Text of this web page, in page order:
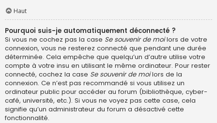
Haut
Pourquoi suis-je automatiquement déconnecté ?
Si vous ne cochez pas la case Se souvenir de moilors de votre
connexion, vous ne resterez connecté que pendant une durée
déterminée. Cela empêche que quelqu’un d’autre utilise votre
compte à votre insu en utilisant le même ordinateur. Pour rester
connecté, cochez la case Se souvenir de moilors de la
connexion. Ce n’est pas recommandé si vous utilisez un
ordinateur public pour accéder au forum (bibliothèque, cyber-
café, université, etc.). Si vous ne voyez pas cette case, cela
signifie qu’un administrateur du forum a désactivé cette
fonctionnalité.